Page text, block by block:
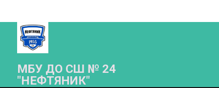
МБУ ДО СШ № 24
"НЕФТЯНИК"­­